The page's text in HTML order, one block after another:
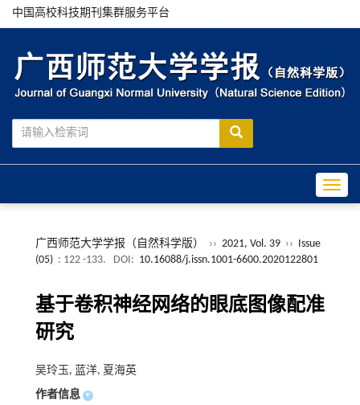
中国高校科技期刊集群服务平台
广西师范大学学报（自然科学版） ›› 2021, Vol. 39 ››
Issue
(05) : 122 -133. DOI: 10.16088/j.issn.1001-6600.2020122801
基于卷积神经网络的眼底图像配准
研究
吴玲玉, 蓝洋, 夏海英
作者信息 +